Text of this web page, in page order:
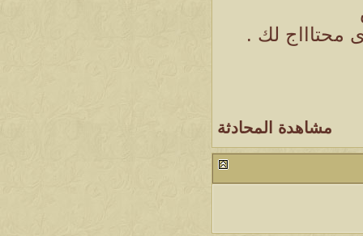
محتاااج لك .
مشاهدة المحادثة